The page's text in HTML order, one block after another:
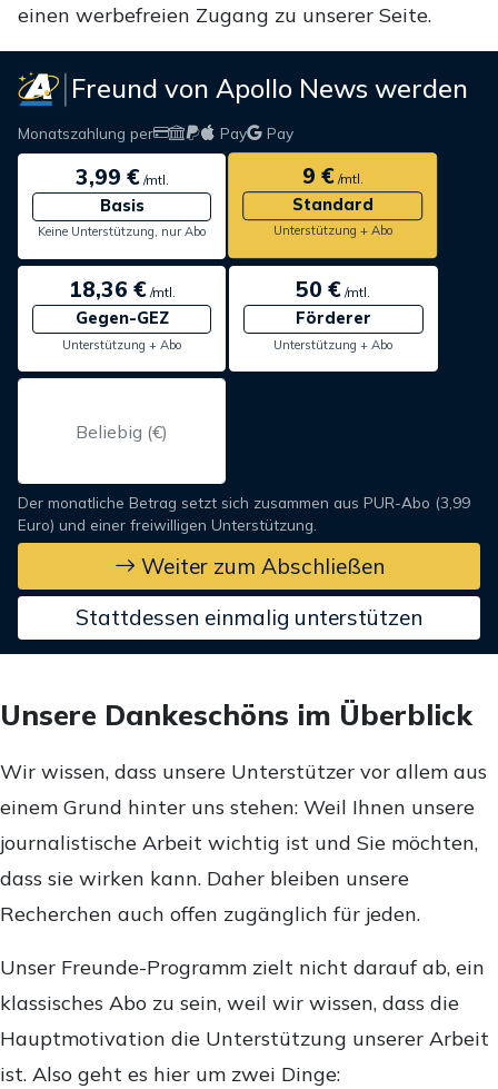
einen werbefreien Zugang zu unserer Seite.
Freund von Apollo News werden
Monatszahlung per Pay Pay
3,99 €/mtl.
Basis
Keine Unterstützung, nur Abo
9 €/mtl.
Standard
Unterstützung + Abo
18,36 €/mtl.
Gegen-GEZ
Unterstützung + Abo
50 € /mtl.
Förderer
Unterstützung + Abo
Der monatliche Betrag setzt sich zusammen aus PUR-Abo (3,99
Euro) und einer freiwilligen Unterstützung.
Weiter zum Abschließen
Stattdessen einmalig unterstützen
Unsere Dankeschöns im Überblick
Wir wissen, dass unsere Unterstützer vor allem aus
einem Grund hinter uns stehen: Weil Ihnen unsere
journalistische Arbeit wichtig ist und Sie möchten,
dass sie wirken kann. Daher bleiben unsere
Recherchen auch offen zugänglich für jeden.
Unser Freunde-Programm zielt nicht darauf ab, ein
klassisches Abo zu sein, weil wir wissen, dass die
Hauptmotivation die Unterstützung unserer Arbeit
ist. Also geht es hier um zwei Dinge: